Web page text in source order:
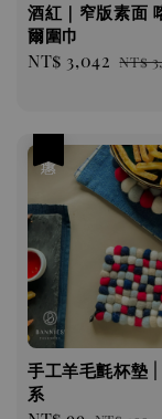
酒紅｜窄版素面
爾圍巾
Sale
NT$ 3,042 NT$
手工羊毛氈杯墊 |
系